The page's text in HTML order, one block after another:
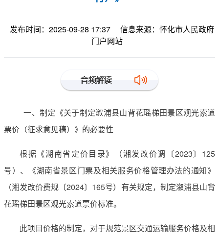
发布时间：2025-09-28 17:37
信息来源：怀化市人民政府
门户网站
一、制定《关于制定溆浦县山背花瑶梯田景区观光索道
票价（征求意见稿）》的必要性
根据《湖南省定价目录》（湘发改价调〔2023〕125
号）、《湖南省景区门票及相关服务价格管理办法的通知》
（湘发改价费规〔2024〕165号）有关规定，制定溆浦县山背
花瑶梯田景区观光索道票价标准。
此项目价格的制定，对于规范景区交通运输服务价格及相